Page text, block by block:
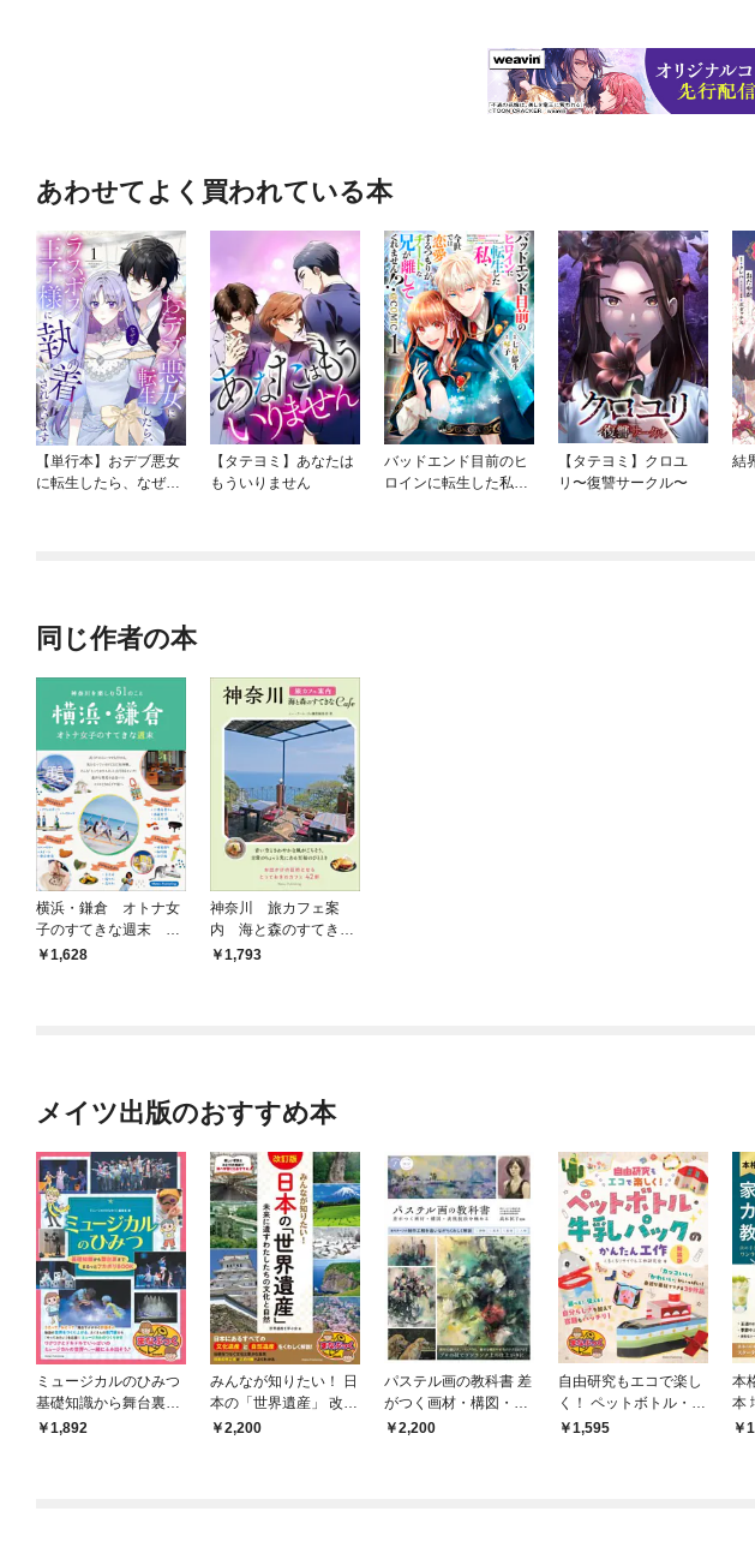
あわせてよく買われている本
【単行本】おデブ悪女
に転生したら、なぜか
【タテヨミ】あなたは
もういりません
バッドエンド目前のヒ
ロインに転生した私、
【タテヨミ】クロユ
リ〜復讐サークル〜
結
同じ作者の本
横浜・鎌倉 オトナ女
子のすてきな週末 神
奈川を楽しむ51のこと
1,628
神奈川 旅カフェ案
内 海と森のすてきな
CAFE
1,793
メイツ出版のおすすめ本
ミュージカルのひみつ
基礎知識から舞台裏ま
で まるっとフカボリB
1,892
みんなが知りたい！ 日
本の「世界遺産」 改訂
版 未来に遺すわたした
2,200
パステル画の教科書 差
がつく画材・構図・表
現技法を極める
2,200
自由研究もエコで楽し
く！ ペットボトル・牛
乳パックのかんたん工
1,595
本
本
の